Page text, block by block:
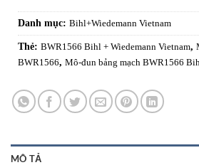
Danh mục: Bihl+Wiedemann Vietnam
Thẻ: BWR1566 Bihl + Wiedemann Vietnam,
BWR1566, Mô-đun bảng mạch BWR1566
MÔ TẢ